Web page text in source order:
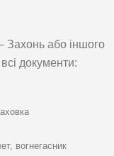
або іншого
документи:
вогнегасник